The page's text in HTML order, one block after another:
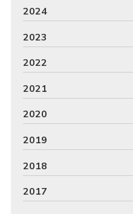
2024
2023
2022
2021
2020
2019
2018
2017